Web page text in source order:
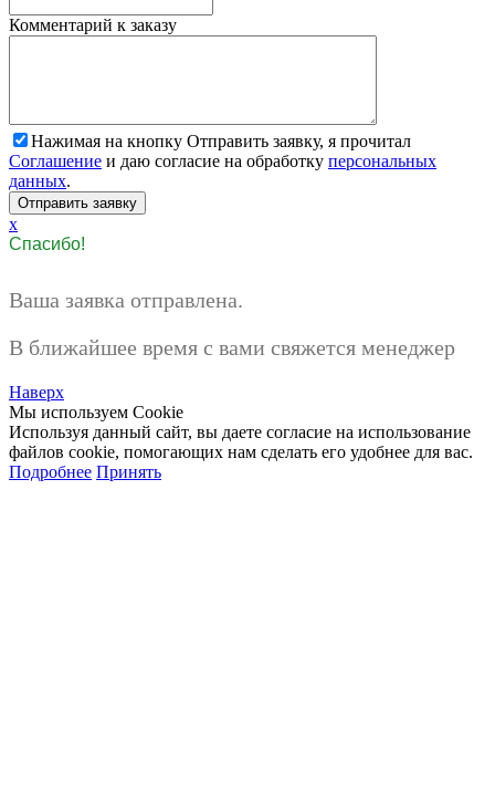
Комментарий к заказу
Нажимая на кнопку Отправить заявку, я прочитал
Соглашение и даю согласие на обработку персональных
данных.
x
Спасибо!
Ваша заявка отправлена.
В ближайшее время с вами свяжется менеджер
Наверх
Мы используем Cookie
Используя данный сайт, вы даете согласие на использование
файлов cookie, помогающих нам сделать его удобнее для вас.
Подробнее Принять